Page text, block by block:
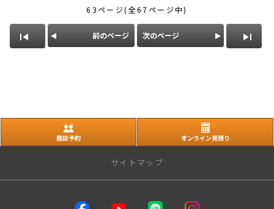
63ページ(全67ページ中)
前のページ 次のページ
商談予約 オンライン見積り
サイトマップ